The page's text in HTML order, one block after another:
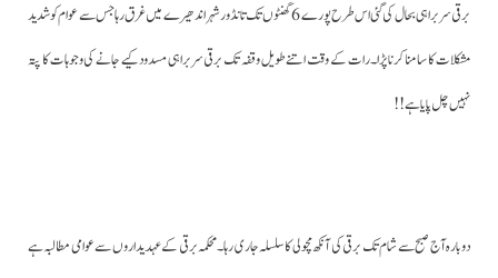
برقی سربراہی بحال کی گئی اس طرح پورے 6 گھنٹوں تک تانڈور شہر اندھیرے میں غرق رہا جس سے عوام کو شدید
مشکلات کا سامنا کرنا پڑا۔رات کے وقت اتنے طویل وقفہ تک برقی سربراہی مسدود کیے جانے کی وجوہات کا پتہ
نہیں چل پایا ہے!!
دوبارہ آج صبح سے شام تک برقی کی آنکھ مچولی کا سلسلہ جاری رہا۔محکمہ برقی کے عہدیداروں سے عوامی مطالبہ ہے